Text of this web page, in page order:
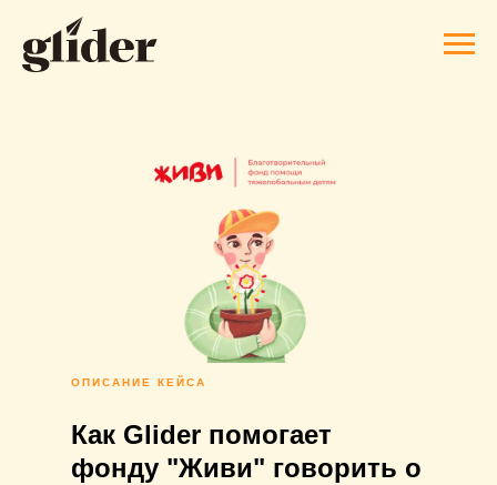
ОПИСАНИЕ КЕЙСА
Как Glider помогает
фонду "Живи" говорить о